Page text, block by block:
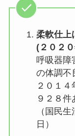
柔軟仕上
(２０２
呼吸器障
の体調不
２０１
９２８件
（国民
日）